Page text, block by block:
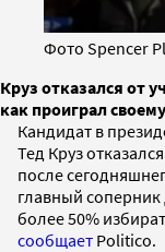
Фото Spencer
Круз отказался от
как проиграл
Кандидат в
Тед Круз
после
главный
более 50%
сообщает Politico.